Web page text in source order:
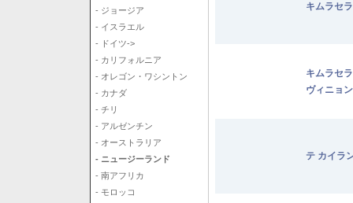
- ジョージア
- イスラエル
- ドイツ->
- カリフォルニア
- オレゴン・ワシントン
- カナダ
- チリ
- アルゼンチン
- オーストラリア
- ニュージーランド
- 南アフリカ
- モロッコ
キムラセ
キムラセ
ヴィニョ
テ カイ